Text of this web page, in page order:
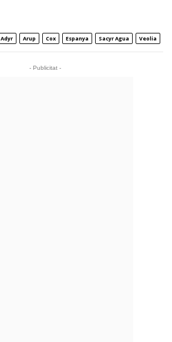
Adyr Arup Cox Espanya Sacyr Agua Veolia
- Publicitat -